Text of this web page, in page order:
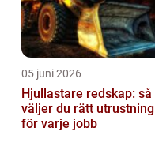
05 juni 2026
Hjullastare redskap: så
väljer du rätt utrustning
för varje jobb